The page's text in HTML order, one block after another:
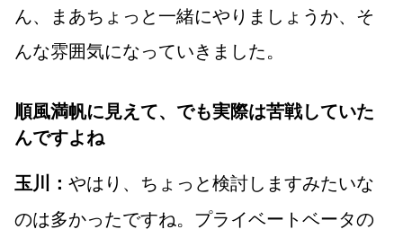
ん、まあちょっと一緒にやりましょうか、そ
んな雰囲気になっていきました。
順風満帆に見えて、でも実際は苦戦していた
んですよね
玉川： やはり、ちょっと検討しますみたいな
のは多かったですね。プライベートベータの